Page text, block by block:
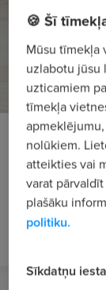
3 būtiski
Labi izveidots
darba
devējs var īsā
pieredzi un,
🍪 Šī
Mūsu tīmekļa
uzlabotu jūsu
uzticamiem
tīmekļa
nolūkiem.
atteikties vai
varat
plašāku
politiku.
Sīkdatņu